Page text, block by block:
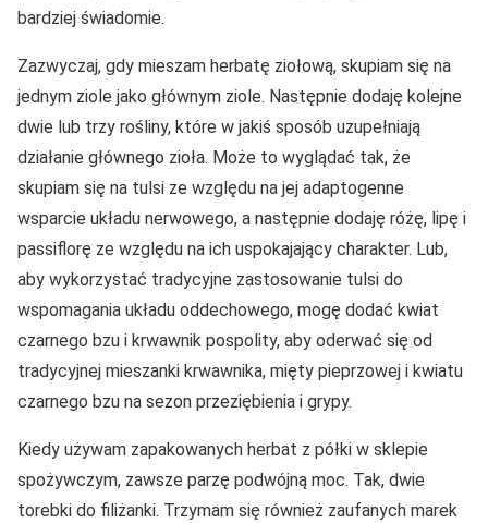
bardziej świadomie.
Zazwyczaj, gdy mieszam herbatę ziołową, skupiam się na
jednym ziole jako głównym ziole. Następnie dodaję kolejne
dwie lub trzy rośliny, które w jakiś sposób uzupełniają
działanie głównego zioła. Może to wyglądać tak, że
skupiam się na tulsi ze względu na jej adaptogenne
wsparcie układu nerwowego, a następnie dodaję różę, lipę i
passiflorę ze względu na ich uspokajający charakter. Lub,
aby wykorzystać tradycyjne zastosowanie tulsi do
wspomagania układu oddechowego, mogę dodać kwiat
czarnego bzu i krwawnik pospolity, aby oderwać się od
tradycyjnej mieszanki krwawnika, mięty pieprzowej i kwiatu
czarnego bzu na sezon przeziębienia i grypy.
Kiedy używam zapakowanych herbat z półki w sklepie
spożywczym, zawsze parzę podwójną moc. Tak, dwie
torebki do filiżanki. Trzymam się również zaufanych marek